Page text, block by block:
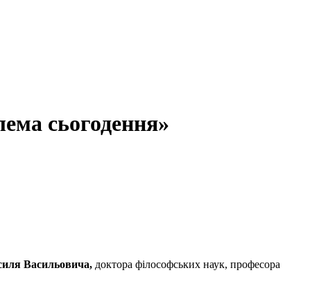
сьогодення»
Васильовича, доктора філософських наук, професора